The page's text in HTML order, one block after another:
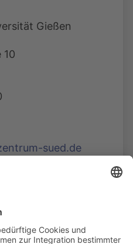
Gießen
10
sued.de